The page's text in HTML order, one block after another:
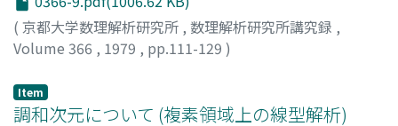
( 京都大学数理解析研究所 , 数理解析研究所講究録 ,
Volume 366 , 1979 , pp.111-129 )
Item
調和次元について (複素領域上の線型解析)